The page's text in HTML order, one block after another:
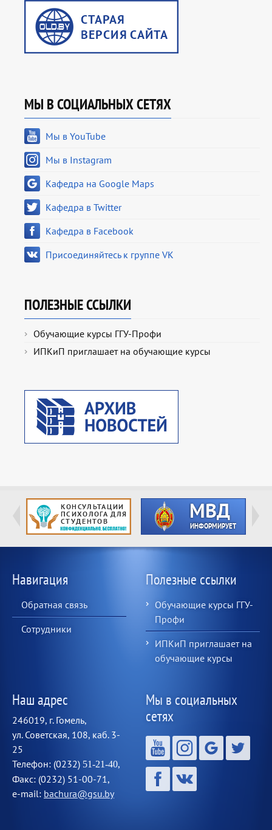
МЫ В СОЦИАЛЬНЫХ СЕТЯХ
Мы в YouTube
Мы в Instagram
Кафедра на Google Maps
Кафедра в Twitter
Кафедра в Facebook
Присоединяйтесь к группе VK
ПОЛЕЗНЫЕ ССЫЛКИ
Обучающие курсы ГГУ-Профи
ИПКиП приглашает на обучающие курсы
Навигация
Обратная связь
Сотрудники
Полезные ссылки
Обучающие курсы ГГУ-
Профи
ИПКиП приглашает на
обучающие курсы
Наш адрес
246019, г. Гомель,
ул. Советская, 108, каб. 3-
25
Телефон: (0232) 51-21-40,
Факс: (0232) 51-00-71,
e-mail: bachura@gsu.by
Мы в социальных
сетях